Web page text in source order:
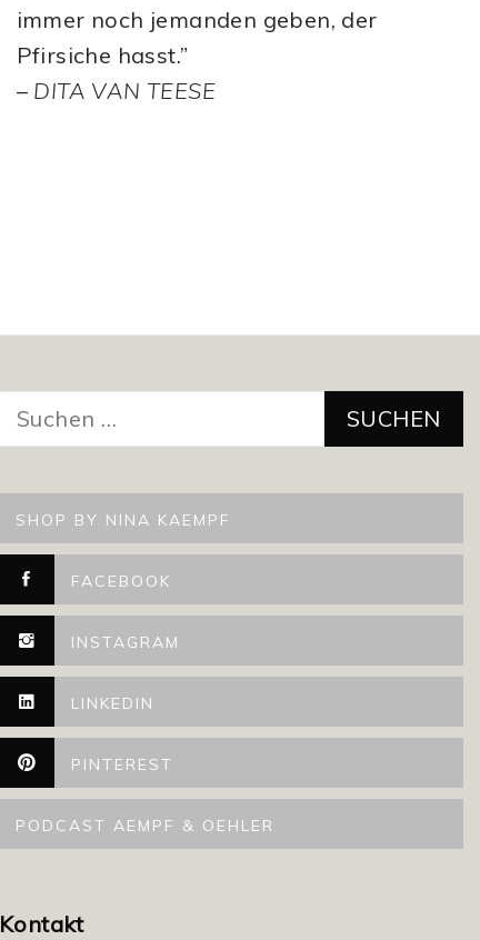
immer noch jemanden geben, der
Pfirsiche hasst.”
– DITA VAN TEESE
nach:
SHOP BY NINA KAEMPF
FACEBOOK
INSTAGRAM
LINKEDIN
PINTEREST
PODCAST AEMPF & OEHLER
Kontakt